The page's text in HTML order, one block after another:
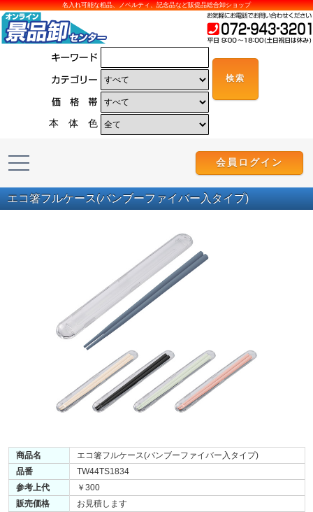
名入れ可能な粗品、ノベルティ、記念品など販促品総合卸ショップ
本 体 色
会員ログイン
エコ箸フルケース(バンブーファイバー入タイプ)
商品名
エコ箸フルケース(バンブーファイバー入タイプ)
品番
TW44TS1834
参考上代
￥300
販売価格
お見積します